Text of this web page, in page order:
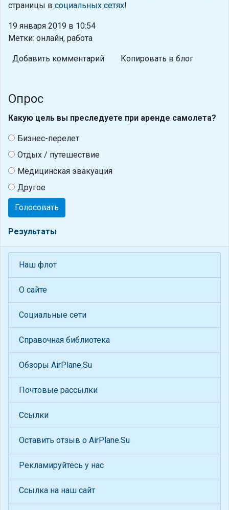
страницы в социальных сетях!
19 января 2019 в 10:54
Метки: онлайн, работа
Добавить комментарий Копировать в блог
Опрос
Какую цель вы преследуете при аренде самолета?
Бизнес-перелет
Отдых / путешествие
Медицинская эвакуация
Другое
Голосовать
Результаты
Наш флот
О сайте
Социальные сети
Справочная библиотека
Обзоры AirPlane.Su
Почтовые рассылки
Ссылки
Оставить отзыв о AirPlane.Su
Рекламируйтесь у нас
Ссылка на наш сайт